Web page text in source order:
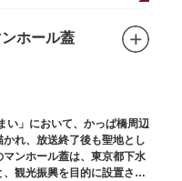
ホール蓋
い」において、かっぱ橋周辺
れ、放送終了後も聖地とし
ンホール蓋は、東京都下水
観光振興を目的に設置され